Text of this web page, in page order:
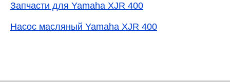
Запчасти для Yamaha XJR 400
Насос масляный Yamaha XJR 400